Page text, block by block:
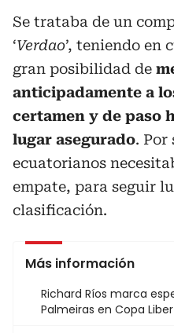
Se trataba de un
‘Verdao’, teniendo en
gran posibilidad de
anticipadamente a
certamen y de paso
lugar asegurado. Por
ecuatorianos
empate, para seguir
clasificación.
Más información
Richard Ríos marca
Palmeiras en Copa